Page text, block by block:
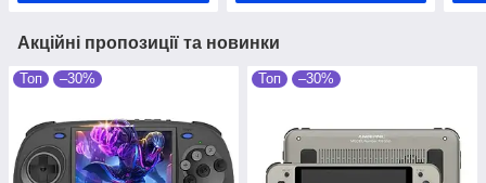
Акційні пропозиції та новинки
Топ –30% Топ –30%